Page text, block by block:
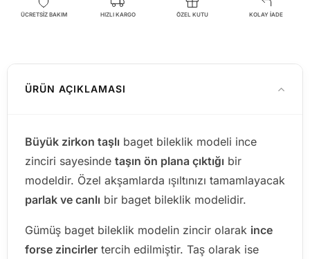
ÜCRETSİZ BAKIM HIZLI KARGO ÖZEL KUTU KOLAY İADE
ÜRÜN AÇIKLAMASI
Büyük zirkon taşlı baget bileklik modeli ince
zinciri sayesinde taşın ön plana çıktığı bir
modeldir. Özel akşamlarda ışıltınızı tamamlayacak
parlak ve canlı bir baget bileklik modelidir.
Gümüş baget bileklik modelin zincir olarak ince
forse zincirlertercih edilmiştir. Taş olarak ise